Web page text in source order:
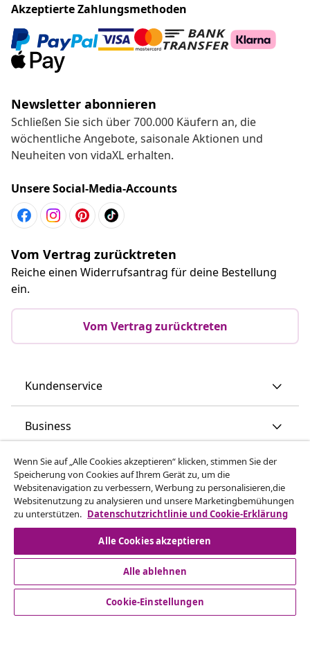
Akzeptierte Zahlungsmethoden
Newsletter abonnieren
Schließen Sie sich über 700.000 Käufern an, die
wöchentliche Angebote, saisonale Aktionen und
Neuheiten von vidaXL erhalten.
Unsere Social-Media-Accounts
Vom Vertrag zurücktreten
Reiche einen Widerrufsantrag für deine Bestellung
ein.
Vom Vertrag zurücktreten
Kundenservice
Business
vidaXL
Mehr entdecken
© 2008-2026 vidaXL - www.vidaxl.at ist eine Webseite von
Wenn Sie auf „Alle Cookies akzeptieren“ klicken, stimmen Sie der
Speicherung von Cookies auf Ihrem Gerät zu, um die
Websitenavigation zu verbessern, Werbung zu personalisieren,die
Websitenutzung zu analysieren und unsere Marketingbemühungen
zu unterstützen. Datenschutzrichtlinie und Cookie-Erklärung
Alle Cookies akzeptieren
Alle ablehnen
Cookie-Einstellungen